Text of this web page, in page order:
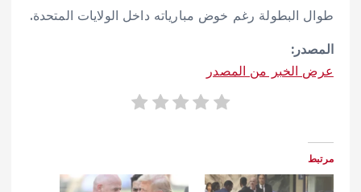
طوال البطولة رغم خوض مبارياته داخل الولايات المتحدة.
المصدر:
عرض الخبر من المصدر
مرتبط